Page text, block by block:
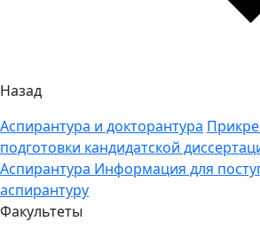
Назад
Аспирантура и докторантура
подготовки кандидатской
Аспирантура Информация для
аспирантуру
Факультеты